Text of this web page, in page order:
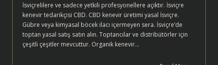
İsviçrelilere ve sadece yetkili profesyonellere açıktır. İsviçre
kenevir tedarikçisi CBD. CBD kenevir üretimi yasal İsviçre.
Gübre veya kimyasal böcek ilacı içermeyen sera. İsviçre’de
toptan yasal satış satın alın. Toptancılar ve distribütörler için
çeşitli çeşitler mevcuttur. Organik kenevir…